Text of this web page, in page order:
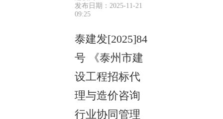
发布日期：2025-11-21
09:25
泰建发[2025]84
号 《泰州市建
设工程招标代
理与造价咨询
行业协同管理